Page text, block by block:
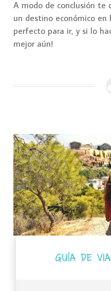
A modo de conclusión te
un destino económico en
perfecto para ir, y si lo
mejor aún!
GUÍA DE